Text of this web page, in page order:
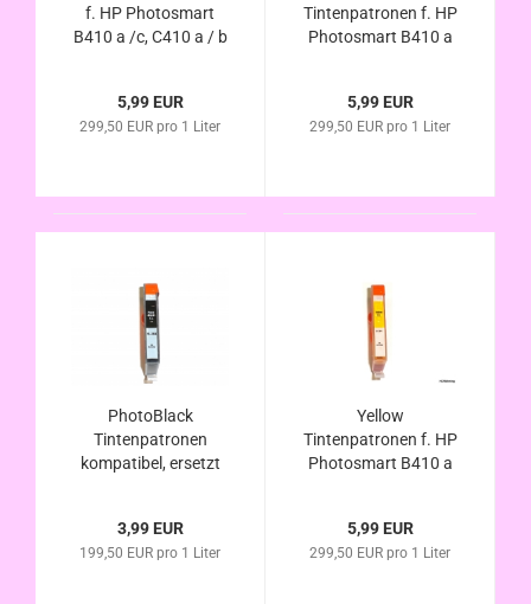
f. HP Photosmart
B410 a /c, C410 a / b
kompatibel HP364XL
mit Chip u.
5,99 EUR
299,50 EUR pro 1 Liter
Tintenpatronen f. HP
Photosmart B410 a
/ n kompatibel
HP364XL mit Chip u.
5,99 EUR
299,50 EUR pro 1 Liter
PhotoBlack
Tintenpatronen
kompatibel, ersetzt
(CB22EE)
3,99 EUR
199,50 EUR pro 1 Liter
Yellow
Tintenpatronen f. HP
Photosmart B410 a
/ n kompatibel
HP364XL mit Chip u.
5,99 EUR
299,50 EUR pro 1 Liter